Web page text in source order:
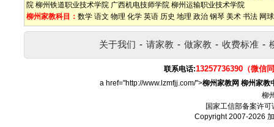
院 柳州铁道职业技术学院 广西机电技师学院 柳州运输职业技术学院
柳州家教科目： 数学 语文 物理 化学 英语 历史 地理 政治 钢琴 美术 书法 网球
关于我们 - 请家教 - 做家教 - 收费标准 -
联系电话:13257736390（微信
a href="http://www.lzmfjj.com/">柳州家教网 柳州家教
柳
国家工信部备案许可
Copyright 2007-2026